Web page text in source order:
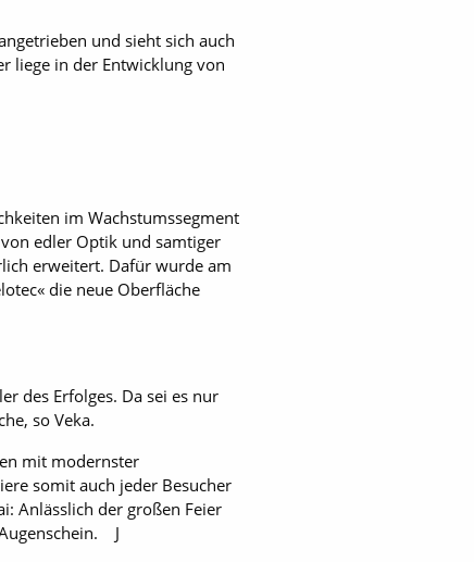
und sieht sich auch
liege in der Entwicklung von
im Wachstumssegment
edler Optik und samtiger
erweitert. Dafür wurde am
die neue Oberfläche
des Erfolges. Da sei es nur
so Veka.
mit modernster
somit auch jeder Besucher
Anlässlich der großen Feier
J